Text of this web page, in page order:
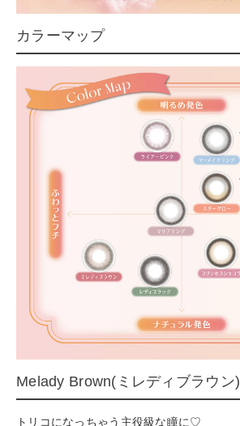
カラーマップ
Melady Brown(ミレディブラウン)
トリコになっちゃう主役級な瞳に♡